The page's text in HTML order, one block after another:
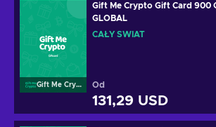
Gift Me Crypto
Gift Me Crypto Gift Card 900
GLOBAL
CAŁY ŚWIAT
Od
131,29 USD